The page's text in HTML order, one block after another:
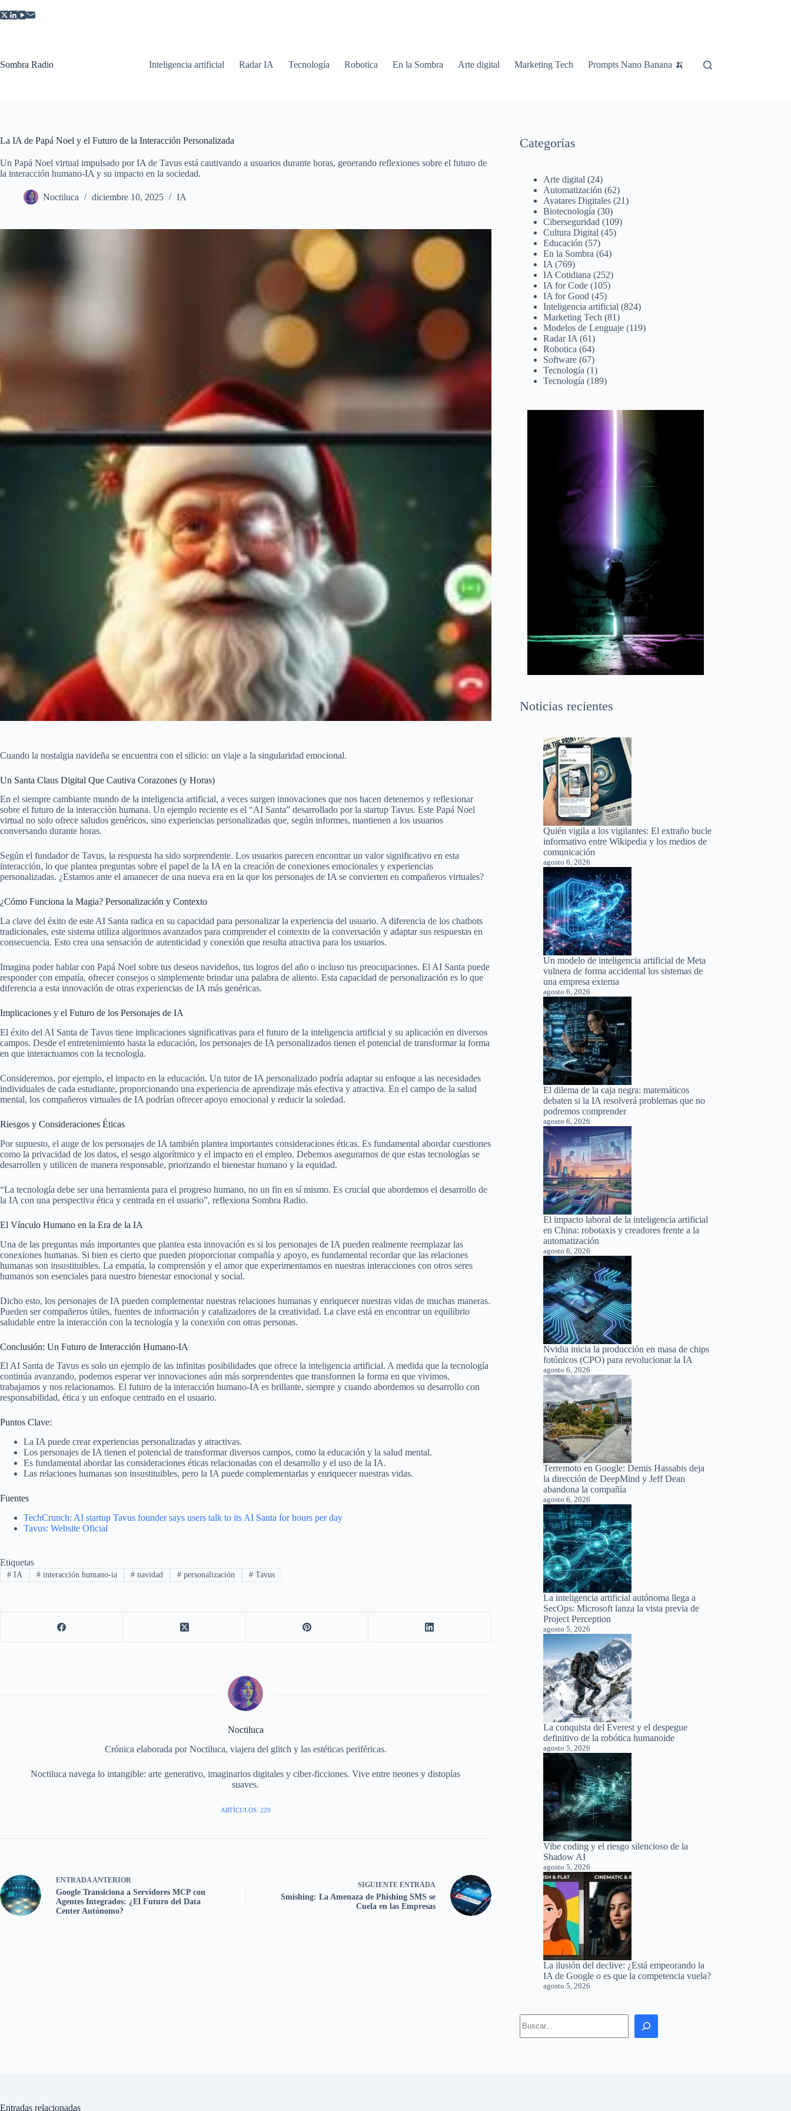
al
Sombra Radio Inteligencia artificial Radar IA Tecnología Robotica En la Sombra Arte digital Marketing Tech Prompts Nano Banana 🍌
La IA de Papá Noel y el Futuro de la Interacción Personalizada
Un Papá Noel virtual impulsado por IA de Tavus está cautivando a usuarios durante horas, generando reflexiones sobre el futuro de
la interacción humano-IA y su impacto en la sociedad.
Noctiluca diciembre 10, 2025 IA
Cuando la nostalgia navideña se encuentra con el silicio: un viaje a la singularidad emocional.
Un Santa Claus Digital Que Cautiva Corazones (y Horas)
En el siempre cambiante mundo de la inteligencia artificial, a veces surgen innovaciones que nos hacen detenernos y reflexionar
sobre el futuro de la interacción humana. Un ejemplo reciente es el “AI Santa” desarrollado por la startup Tavus. Este Papá Noel
virtual no solo ofrece saludos genéricos, sino experiencias personalizadas que, según informes, mantienen a los usuarios
conversando durante horas.
Según el fundador de Tavus, la respuesta ha sido sorprendente. Los usuarios parecen encontrar un valor significativo en esta
interacción, lo que plantea preguntas sobre el papel de la IA en la creación de conexiones emocionales y experiencias
personalizadas. ¿Estamos ante el amanecer de una nueva era en la que los personajes de IA se convierten en compañeros virtuales?
¿Cómo Funciona la Magia? Personalización y Contexto
La clave del éxito de este AI Santa radica en su capacidad para personalizar la experiencia del usuario. A diferencia de los chatbots
tradicionales, este sistema utiliza algoritmos avanzados para comprender el contexto de la conversación y adaptar sus respuestas en
consecuencia. Esto crea una sensación de autenticidad y conexión que resulta atractiva para los usuarios.
Imagina poder hablar con Papá Noel sobre tus deseos navideños, tus logros del año o incluso tus preocupaciones. El AI Santa puede
responder con empatía, ofrecer consejos o simplemente brindar una palabra de aliento. Esta capacidad de personalización es lo que
diferencia a esta innovación de otras experiencias de IA más genéricas.
Implicaciones y el Futuro de los Personajes de IA
El éxito del AI Santa de Tavus tiene implicaciones significativas para el futuro de la inteligencia artificial y su aplicación en diversos
campos. Desde el entretenimiento hasta la educación, los personajes de IA personalizados tienen el potencial de transformar la forma
en que interactuamos con la tecnología.
Consideremos, por ejemplo, el impacto en la educación. Un tutor de IA personalizado podría adaptar su enfoque a las necesidades
individuales de cada estudiante, proporcionando una experiencia de aprendizaje más efectiva y atractiva. En el campo de la salud
mental, los compañeros virtuales de IA podrían ofrecer apoyo emocional y reducir la soledad.
Riesgos y Consideraciones Éticas
Por supuesto, el auge de los personajes de IA también plantea importantes consideraciones éticas. Es fundamental abordar cuestiones
como la privacidad de los datos, el sesgo algorítmico y el impacto en el empleo. Debemos asegurarnos de que estas tecnologías se
desarrollen y utilicen de manera responsable, priorizando el bienestar humano y la equidad.
“La tecnología debe ser una herramienta para el progreso humano, no un fin en sí mismo. Es crucial que abordemos el desarrollo de
la IA con una perspectiva ética y centrada en el usuario”, reflexiona Sombra Radio.
El Vínculo Humano en la Era de la IA
Una de las preguntas más importantes que plantea esta innovación es si los personajes de IA pueden realmente reemplazar las
conexiones humanas. Si bien es cierto que pueden proporcionar compañía y apoyo, es fundamental recordar que las relaciones
humanas son insustituibles. La empatía, la comprensión y el amor que experimentamos en nuestras interacciones con otros seres
humanos son esenciales para nuestro bienestar emocional y social.
Dicho esto, los personajes de IA pueden complementar nuestras relaciones humanas y enriquecer nuestras vidas de muchas maneras.
Pueden ser compañeros útiles, fuentes de información y catalizadores de la creatividad. La clave está en encontrar un equilibrio
saludable entre la interacción con la tecnología y la conexión con otras personas.
Conclusión: Un Futuro de Interacción Humano-IA
El AI Santa de Tavus es solo un ejemplo de las infinitas posibilidades que ofrece la inteligencia artificial. A medida que la tecnología
continúa avanzando, podemos esperar ver innovaciones aún más sorprendentes que transformen la forma en que vivimos,
trabajamos y nos relacionamos. El futuro de la interacción humano-IA es brillante, siempre y cuando abordemos su desarrollo con
responsabilidad, ética y un enfoque centrado en el usuario.
Puntos Clave:
La IA puede crear experiencias personalizadas y atractivas.
Los personajes de IA tienen el potencial de transformar diversos campos, como la educación y la salud mental.
Es fundamental abordar las consideraciones éticas relacionadas con el desarrollo y el uso de la IA.
Las relaciones humanas son insustituibles, pero la IA puede complementarlas y enriquecer nuestras vidas.
Fuentes
TechCrunch: AI startup Tavus founder says users talk to its AI Santa for hours per day
Tavus: Website Oficial
Etiquetas
#IA #interacción humano-ia # navidad # personalización # Tavus
Noctiluca
Crónica elaborada por Noctiluca, viajera del glitch y las estéticas periféricas.
Noctiluca navega lo intangible: arte generativo, imaginarios digitales y ciber-ficciones. Vive entre neones y distopías
suaves.
ARTÍCULOS: 220
ENTRADAANTERIOR
Google Transiciona a Servidores MCP con
Agentes Integrados: ¿El Futuro del Data
Center Autónomo?
SIGUIENTE ENTRADA
Smishing: La Amenaza de Phishing SMS se
Cuela en las Empresas
Categorías
Arte digital (24)
Automatización (62)
Avatares Digitales (21)
Biotecnología (30)
Ciberseguridad (109)
Cultura Digital (45)
Educación (57)
En la Sombra (64)
IA (769)
IA Cotidiana (252)
IA for Code (105)
IA for Good (45)
Inteligencia artificial (824)
Marketing Tech (81)
Modelos de Lenguaje (119)
Radar IA (61)
Robotica (64)
Software (67)
Tecnología (1)
Tecnología (189)
Noticias recientes
Quién vigila a los vigilantes: El extraño bucle
informativo entre Wikipedia y los medios de
comunicación
agosto 6, 2026
Un modelo de inteligencia artificial de Meta
vulnera de forma accidental los sistemas de
una empresa externa
agosto 6, 2026
El dilema de la caja negra: matemáticos
debaten si la IA resolverá problemas que no
podremos comprender
agosto 6, 2026
El impacto laboral de la inteligencia artificial
en China: robotaxis y creadores frente a la
automatización
agosto 6, 2026
Nvidia inicia la producción en masa de chips
fotónicos (CPO) para revolucionar la IA
agosto 6, 2026
Terremoto en Google: Demis Hassabis deja
la dirección de DeepMind y Jeff Dean
abandona la compañía
agosto 6, 2026
La inteligencia artificial autónoma llega a
SecOps: Microsoft lanza la vista previa de
Project Perception
agosto 5, 2026
La conquista del Everest y el despegue
definitivo de la robótica humanoide
agosto 5, 2026
Vibe coding y el riesgo silencioso de la
Shadow AI
agosto 5, 2026
La ilusión del declive: ¿Está empeorando la
IA de Google o es que la competencia vuela?
agosto 5, 2026
Entradas relacionadas